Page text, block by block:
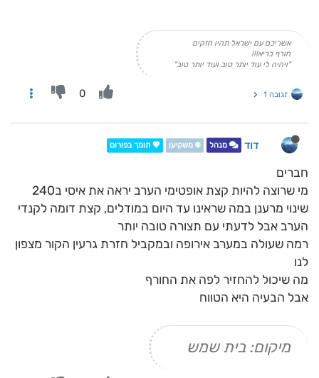
אשריכם עם ישראל תהיו חזקים
חורף בריא!!!
"ויהיה לי עוד יותר טוב ועוד יותר טוב"
תגובה 1 0
דוד מנהל ❄️ משקיען 💖 תומך בפורום
חברים
מי שרוצה להיות קצת אופטימי הערב יראה את איסי ב240
שינוי מרענן במה שראינו עד היום במודלים, קצת דומה לקנדי
הערב אבל לדעתי עם תצורה טובה יותר
רמה שעולה במערב אירופה ובמקביל חזרת גרעין הקור מצפון
לנו
מה שיכול להחזיר לפה את החורף
אבל הבעיה היא הטווח
מיקום: בית שמש